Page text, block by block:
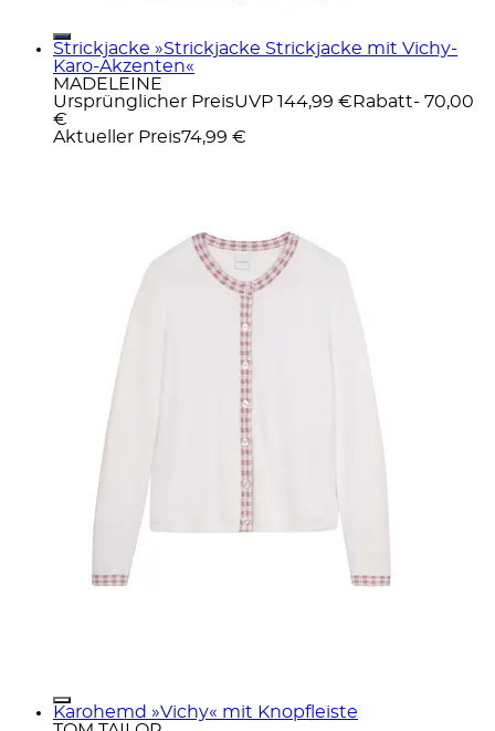
Strickjacke »Strickjacke Strickjacke mit Vichy-
Karo-Akzenten«
MADELEINE
Ursprünglicher PreisUVP 144,99 € Rabatt- 70,00
€
Aktueller Preis74,99 €
Karohemd »Vichy« mit Knopfleiste